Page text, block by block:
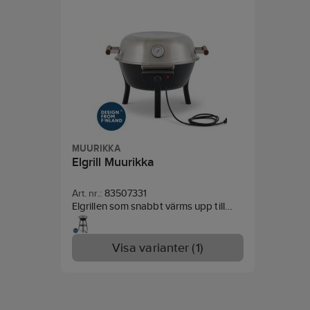
MUURIKKA
Elgrill Muurikka
Art. nr.: 83507331
Elgrillen som snabbt värms upp till
hög och jämn temperatur och har en
generös grillyta. Med vred och
steglös värmereglering justerar du
enkelt värmen efter behov.
Visa varianter (1)